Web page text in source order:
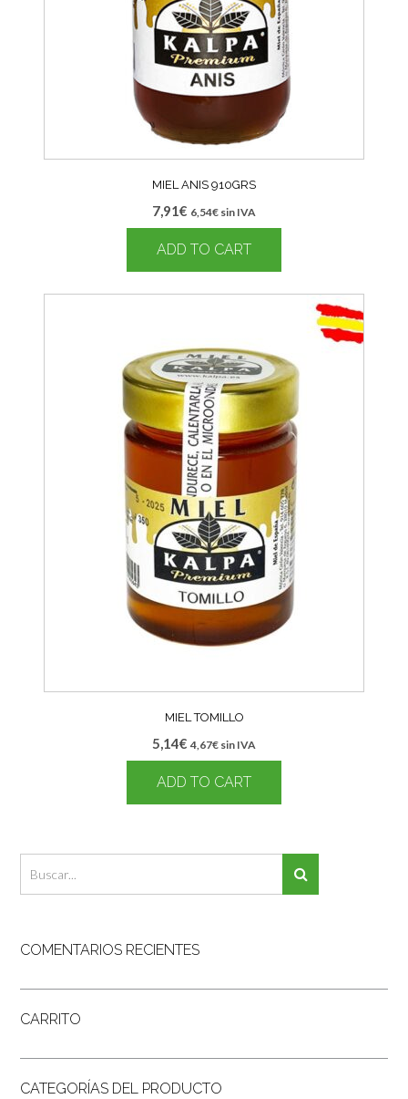
MIEL ANIS 910GRS
7,91€ 6,54€ sin IVA
ADD TO CART
MIEL TOMILLO
5,14€ 4,67€ sin IVA
ADD TO CART
COMENTARIOS RECIENTES
CARRITO
CATEGORÍAS DEL PRODUCTO